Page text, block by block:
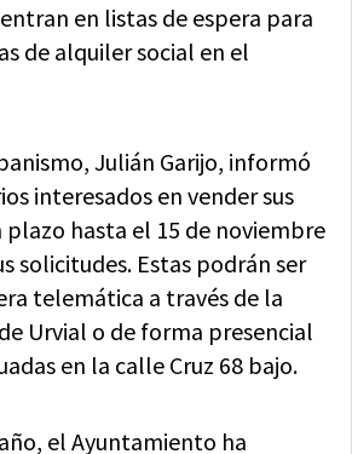
en listas de espera para
de alquiler social en el
Julián Garijo, informó
interesados en vender sus
hasta el 15 de noviembre
solicitudes. Estas podrán ser
telemática a través de la
Urvial o de forma presencial
en la calle Cruz 68 bajo.
el Ayuntamiento ha